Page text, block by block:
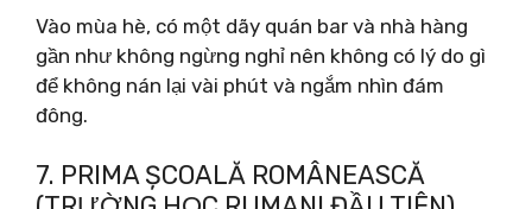
Vào mùa hè, có một dãy quán bar và nhà hàng
gần như không ngừng nghỉ nên không có lý do gì
để không nán lại vài phút và ngắm nhìn đám
đông.
7. PRIMA ȘCOALĂ ROMÂNEASCĂ